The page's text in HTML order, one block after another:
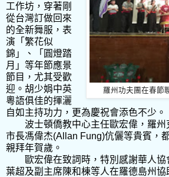
羅州功夫團在春節
工作坊，穿著剛
從台灣訂做回來
的全新舞服，表
演「繁花似
錦」、「圓燈踏
月」等年節應景
節目，尤其受歡
迎。胡少娟中英
粵語俱佳的揮灑
自如主持功力，更為慶祝會添色不少。
波士頓僑教中心主任歐宏偉，羅州
市長馮偉杰(Allan Fung)伉儷等貴賓，
親拜年賀歲。
歐宏偉在致詞時，特別感謝華人
葉超及副主席陳和棟等人在羅德島州